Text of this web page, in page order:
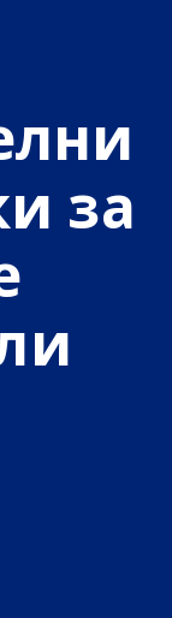
за